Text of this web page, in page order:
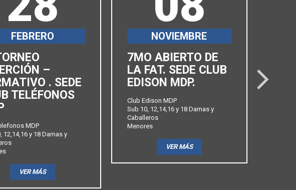
FEBRERO
–
. SEDE
TELÉFONOS
MDP
12,14,16 y 18 Damas y
VER MÁS
NOVIEMBRE
7MO ABIERTO DE
LA FAT. SEDE CLUB
EDISON MDP.
Club Edison MDP
Sub 10, 12,14,16 y 18 Damas y
Caballeros
Menores
VER MÁS